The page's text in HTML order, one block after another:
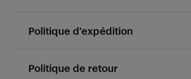
Politique d’expédition
Politique de retour